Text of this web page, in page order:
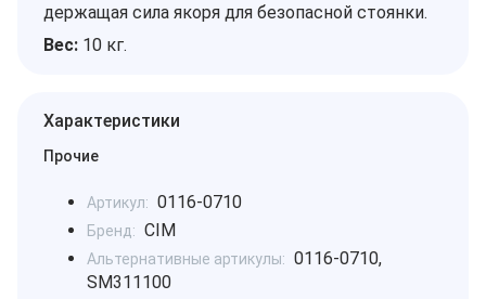
держащая сила якоря для безопасной стоянки.
Вес: 10 кг.
Характеристики
Прочие
Артикул: 0116-0710
Бренд: CIM
Альтернативные артикулы: 0116-0710,
SM311100